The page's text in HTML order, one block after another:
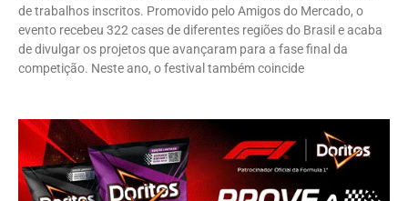
de trabalhos inscritos. Promovido pelo Amigos do Mercado, o
evento recebeu 322 cases de diferentes regiões do Brasil e acaba
de divulgar os projetos que avançaram para a fase final da
competição. Neste ano, o festival também coincide